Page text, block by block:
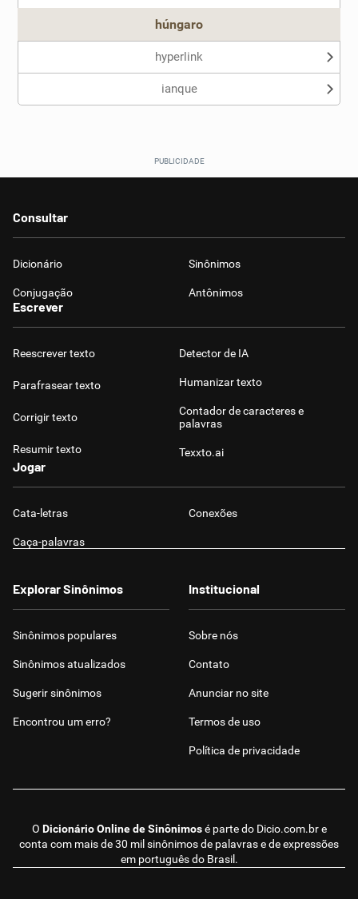
Dicionário
húngaro
hyperlink
ianque
Consultar
Dicionário Sinônimos
Conjugação Antônimos
Escrever
Reescrever texto
Parafrasear texto
Corrigir texto
Resumir texto
Detector de IA
Humanizar texto
Contador de caracteres e
palavras
Texxto.ai
Jogar
Cata-letras Conexões
Caça-palavras
O Dicionário Online de Sinônimosé parte do Dicio.com.bre
conta com mais de 30 mil sinônimos de palavras e de expressões
em português do Brasil.
Explorar Sinônimos
Sinônimos populares
Sinônimos atualizados
Sugerir sinônimos
Encontrou um erro?
Institucional
Sobre nós
Contato
Anunciar no site
Termos de uso
Política de privacidade